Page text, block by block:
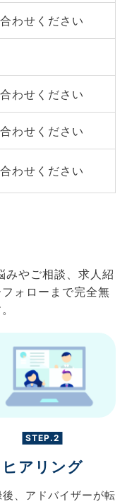
わせください
わせください
わせください
わせください
みやご相談、求人紹
ォローまで完全無
STEP.2
ヒアリング
、 アドバイザーが転